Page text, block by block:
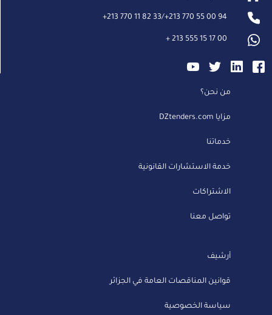
+213 770 55 00 94
/
+213 770 11 82 33
+ 213 555 15 17 00
من نحن؟
مزايا DZtenders.com
خدماتنا
خدمة الاستشارات القانونية
الاشتراكات
تواصل معنا
أرشيف
قوانين المناقصات العامة في الجزائر
سياسة الخصوصية